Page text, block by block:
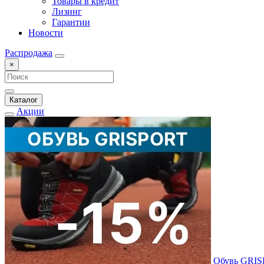
Лизинг
Гарантии
Новости
Распродажа
×
Каталог
Акции
Обувь